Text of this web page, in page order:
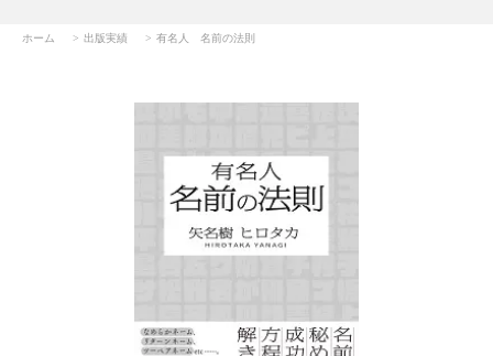
ホーム 出版実績 有名人 名前の法則